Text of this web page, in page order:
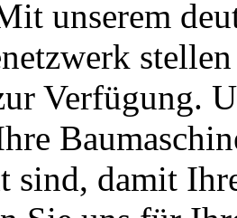
unserem
Verfügung.
sind, damit